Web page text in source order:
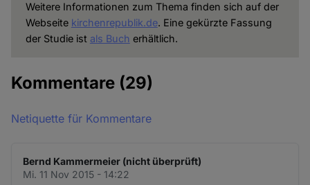
Weitere Informationen zum Thema finden sich auf der
Webseite kirchenrepublik.de. Eine gekürzte Fassung
der Studie ist als Buch erhältlich.
Kommentare (29)
Netiquette für Kommentare
Bernd Kammermeier (nicht überprüft)
Mi. 11 Nov 2015 - 14:22